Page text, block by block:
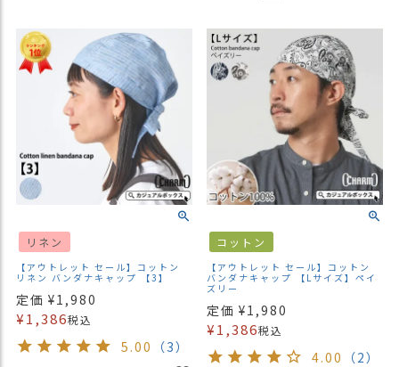
Instagram
リネン
【アウトレット セール】コットン
リネン バンダナキャップ 【3】
定価 ¥1,980
¥1,386税込
5.00 （3）
コットン
【アウトレット セール】コットン
バンダナキャップ 【Lサイズ】ペイ
ズリー
定価 ¥1,980
¥1,386税込
4.00 （2）